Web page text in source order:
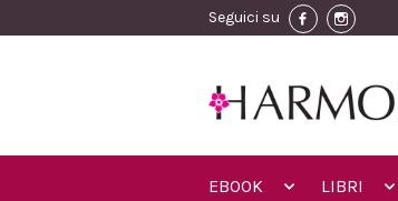
Seguici su
EBOOK LIBRI